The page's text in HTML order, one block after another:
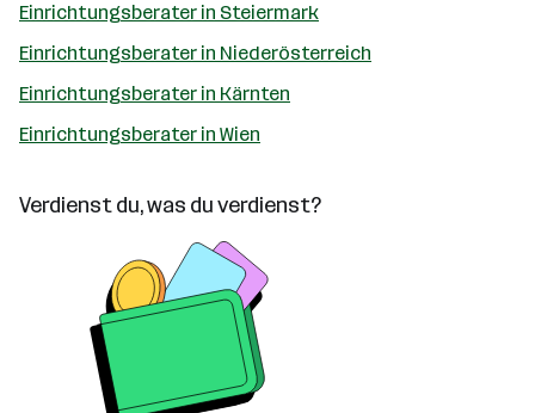
Einrichtungsberater in Steiermark
Einrichtungsberater in Niederösterreich
Einrichtungsberater in Kärnten
Einrichtungsberater in Wien
Verdienst du, was du verdienst?